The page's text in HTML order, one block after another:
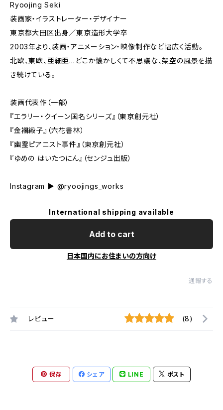
Ryoojing Seki
装画家・イラストレーター・デザイナー
東京都大田区出身／東京造形大学卒
2003年より、装画・アニメーション・映像制作など幅広く活動。
北欧、東欧、亜細亜…どこか懐かしくて不思議な、架空の風景を描
き続けている。
装画代表作（一部）
『エラリー・クイーン国名シリーズ』（東京創元社）
『金襴緞子』（六花書林）
『幽霊ピアニスト事件』（東京創元社）
『ゆめの はいたつにん』（センジュ出版）
Instagram ▶ @ryoojings_works
International shipping available
Add to cart
日本国内にお住まいの方向け
通報する
レビュー (8)
保存 シェア LINE ポスト